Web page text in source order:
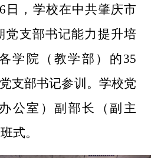
日，学校在中共肇庆市
党支部书记能力提升培
学院（教学部）的35
支部书记参训。学校党
公室）副部长（副主
式。